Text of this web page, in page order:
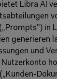
Libra AI
in
generieren
und